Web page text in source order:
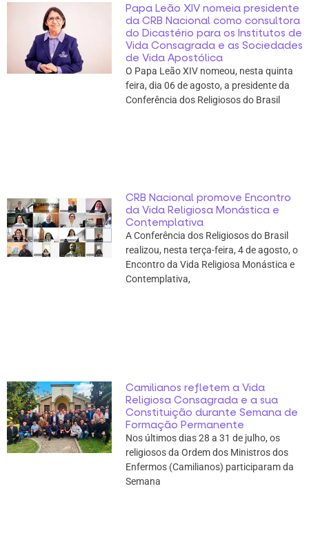
Papa Leão XIV nomeia presidente
da CRB Nacional como consultora
do Dicastério para os Institutos de
Vida Consagrada e as Sociedades
de Vida Apostólica
O Papa Leão XIV nomeou, nesta quinta
feira, dia 06 de agosto, a presidente da
Conferência dos Religiosos do Brasil
CRB Nacional promove Encontro
da Vida Religiosa Monástica e
Contemplativa
A Conferência dos Religiosos do Brasil
realizou, nesta terça-feira, 4 de agosto, o
Encontro da Vida Religiosa Monástica e
Contemplativa,
Camilianos refletem a Vida
Religiosa Consagrada e a sua
Constituição durante Semana de
Formação Permanente
Nos últimos dias 28 a 31 de julho, os
religiosos da Ordem dos Ministros dos
Enfermos (Camilianos) participaram da
Semana